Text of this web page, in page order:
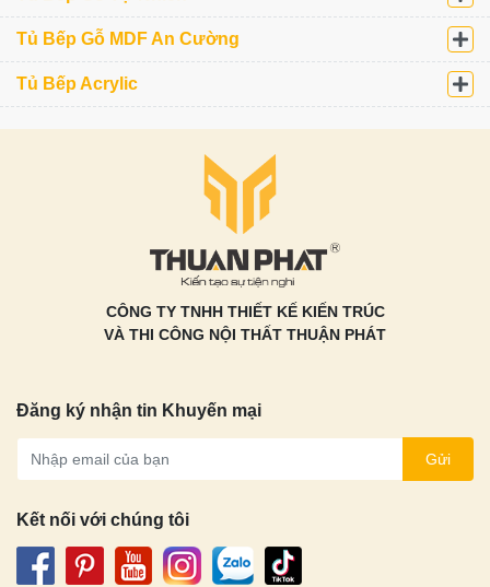
Tủ Bếp Gỗ MDF An Cường
Tủ Bếp Acrylic
CÔNG TY TNHH THIẾT KẾ KIẾN TRÚC
VÀ THI CÔNG NỘI THẤT THUẬN PHÁT
Đăng ký nhận tin Khuyến mại
Gửi
Kết nối với chúng tôi